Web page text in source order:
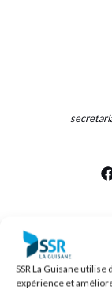
SSR La Guisane
expérience et
Horaires